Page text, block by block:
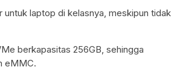
laptop di kelasnya, meskipun tidak
berkapasitas 256GB, sehingga
eMMC.